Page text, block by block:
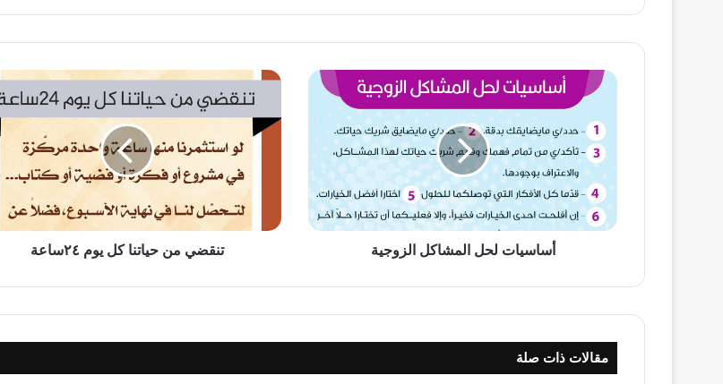
أساسيات
الزوجية
أساسيات لحل المشاكل الزوجية
تنقضي
حياتنا
تنقضي من حياتنا كل يوم ٢٤ساعة
مقالات ذات صلة